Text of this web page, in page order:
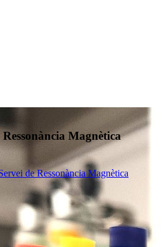
Magnètica
de Ressonància Magnètica